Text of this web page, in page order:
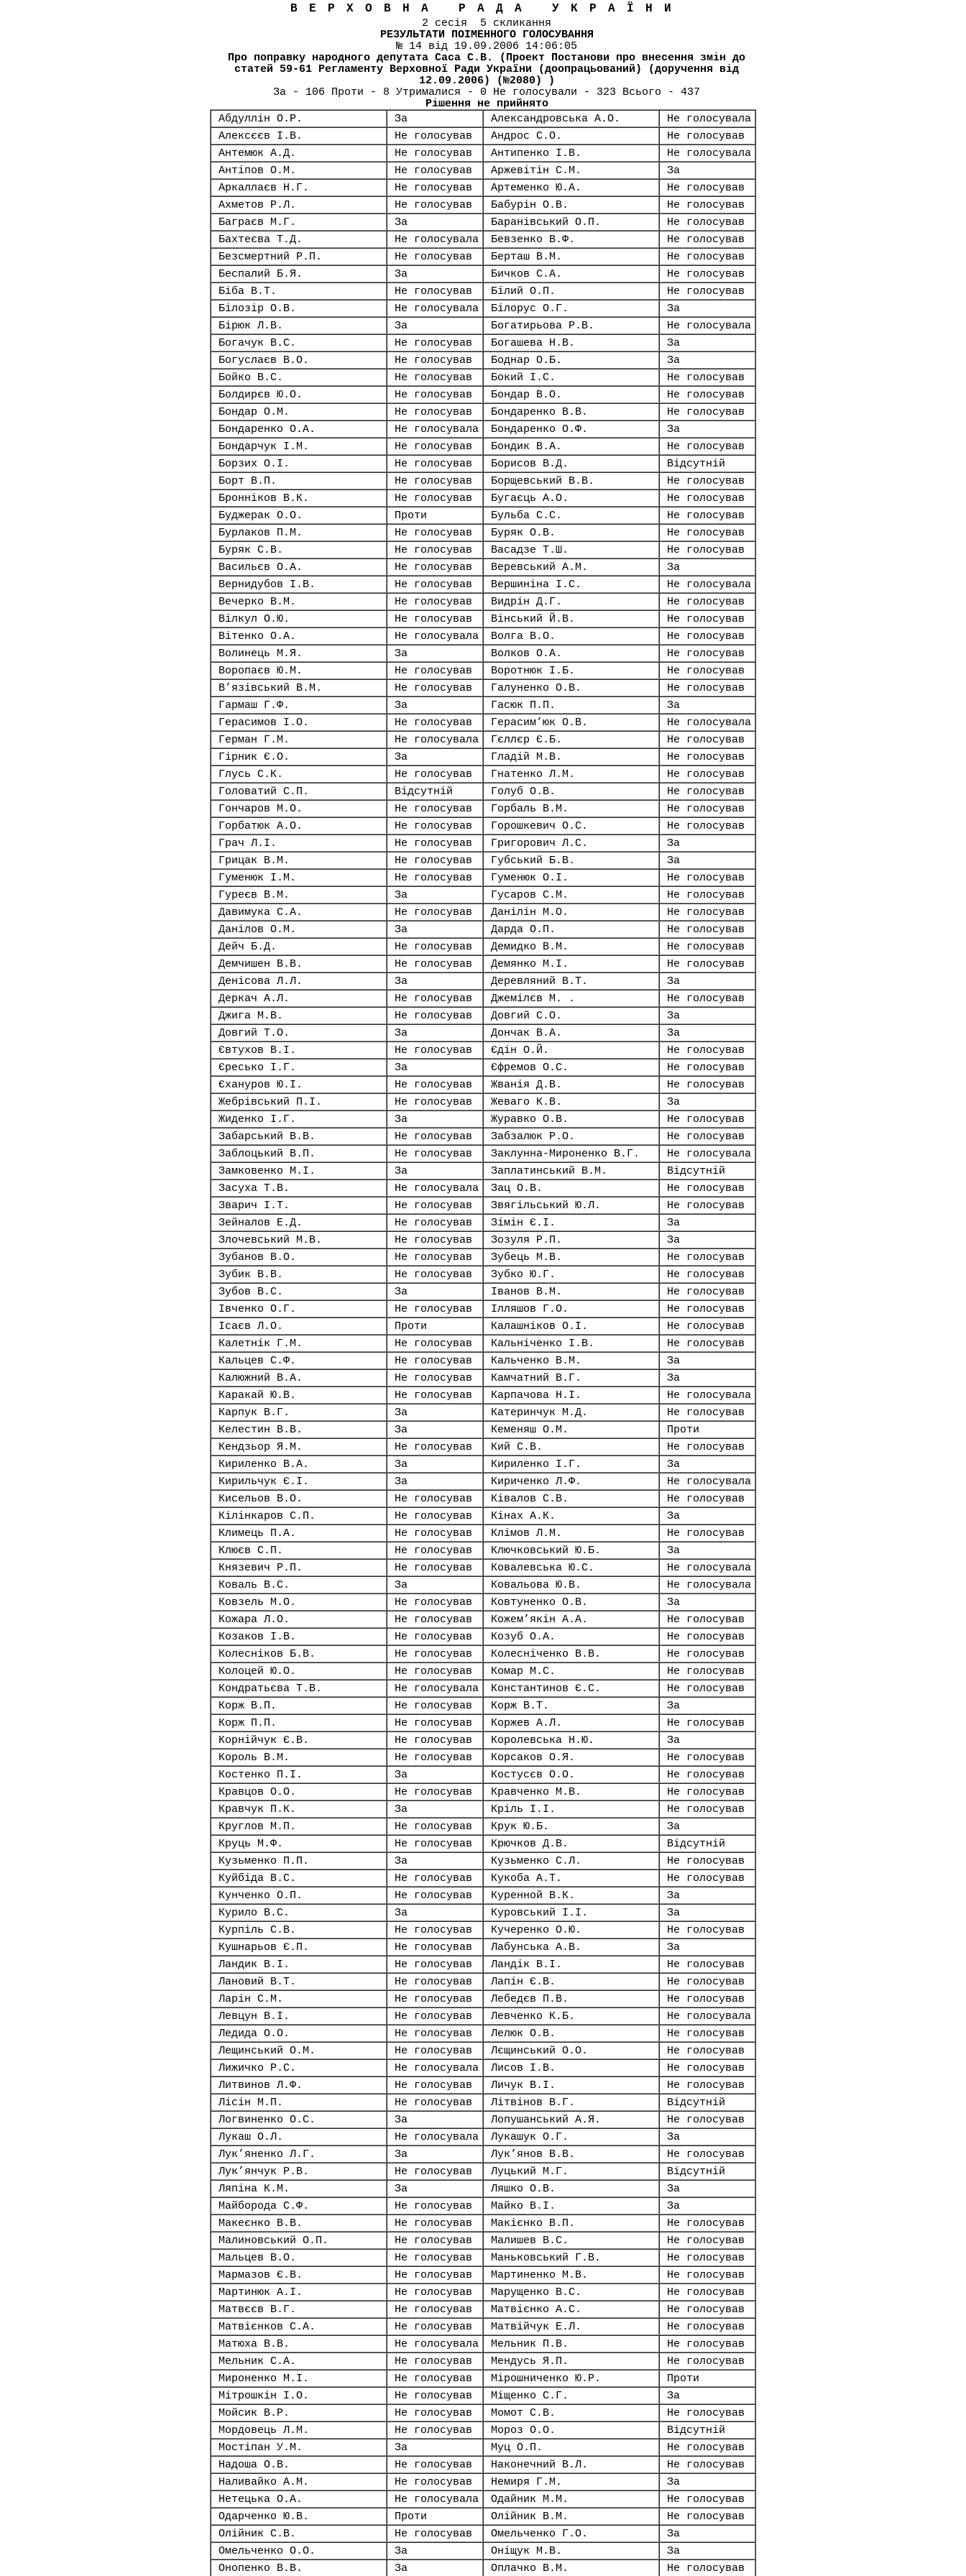
ВЕРХОВНА РАДА УКРАЇНИ
2 сесія 5 скликання
РЕЗУЛЬТАТИ ПОІМЕННОГО ГОЛОСУВАННЯ
№ 14 від 19.09.2006 14:06:05
Про поправку народного депутата Саса С.В. (Проект Постанови про внесення змін до
статей 59-61 Регламенту Верховної Ради України (доопрацьований) (доручення від
12.09.2006) (№2080) )
За - 106 Проти - 8 Утрималися - 0 Не голосували - 323 Всього - 437
Рішення не прийнято
Абдуллін О.Р.
За Александровська А.О.
Не голосувала
Алексєєв І.В.
Не голосував Андрос С.О.
Не голосував
Антемюк А.Д.
Не голосував Антипенко І.В.
Не голосувала
Антіпов О.М.
Не голосував Аржевітін С.М.
За
Аркаллаєв Н.Г.
Не голосував Артеменко Ю.А.
Не голосував
Ахметов Р.Л.
Не голосував Бабурін О.В.
Не голосував
Баграєв М.Г.
За Баранівський О.П.
Не голосував
Бахтеєва Т.Д.
Не голосувала Бевзенко В.Ф.
Не голосував
Безсмертний Р.П.
Не голосував Берташ В.М.
Не голосував
Беспалий Б.Я.
За Бичков С.А.
Не голосував
Біба В.Т.
Не голосував Білий О.П.
Не голосував
Білозір О.В.
Не голосувала Білорус О.Г.
За
Бірюк Л.В.
За Богатирьова Р.В.
Не голосувала
Богачук В.С.
Не голосував Богашева Н.В.
За
Богуслаєв В.О.
Не голосував Боднар О.Б.
За
Бойко В.С.
Не голосував Бокий І.С.
Не голосував
Болдирєв Ю.О.
Не голосував Бондар В.О.
Не голосував
Бондар О.М.
Не голосував Бондаренко В.В.
Не голосував
Бондаренко О.А.
Не голосувала Бондаренко О.Ф.
За
Бондарчук І.М.
Не голосував Бондик В.А.
Не голосував
Борзих О.І.
Не голосував Борисов В.Д.
Відсутній
Борт В.П.
Не голосував Борщевський В.В.
Не голосував
Бронніков В.К.
Не голосував Бугаєць А.О.
Не голосував
Буджерак О.О.
Проти Бульба С.С.
Не голосував
Бурлаков П.М.
Не голосував Буряк О.В.
Не голосував
Буряк С.В.
Не голосував Васадзе Т.Ш.
Не голосував
Васильєв О.А.
Не голосував Веревський А.М.
За
Вернидубов І.В.
Не голосував Вершиніна І.С.
Не голосувала
Вечерко В.М.
Не голосував Видрін Д.Г.
Не голосував
Вілкул О.Ю.
Не голосував Вінський Й.В.
Не голосував
Вітенко О.А.
Не голосувала Волга В.О.
Не голосував
Волинець М.Я.
За Волков О.А.
Не голосував
Воропаєв Ю.М.
Не голосував Воротнюк І.Б.
Не голосував
В’язівський В.М.
Не голосував Галуненко О.В.
Не голосував
Гармаш Г.Ф.
За Гасюк П.П.
За
Герасимов І.О.
Не голосував Герасим’юк О.В.
Не голосувала
Герман Г.М.
Не голосувала Гєллєр Є.Б.
Не голосував
Гірник Є.О.
За Гладій М.В.
Не голосував
Глусь С.К.
Не голосував Гнатенко Л.М.
Не голосував
Головатий С.П.
Відсутній Голуб О.В.
Не голосував
Гончаров М.О.
Не голосував Горбаль В.М.
Не голосував
Горбатюк А.О.
Не голосував Горошкевич О.С.
Не голосував
Грач Л.І.
Не голосував Григорович Л.С.
За
Грицак В.М.
Не голосував Губський Б.В.
За
Гуменюк І.М.
Не голосував Гуменюк О.І.
Не голосував
Гуреєв В.М.
За Гусаров С.М.
Не голосував
Давимука С.А.
Не голосував Данілін М.О.
Не голосував
Данілов О.М.
За Дарда О.П.
Не голосував
Дейч Б.Д.
Не голосував Демидко В.М.
Не голосував
Демчишен В.В.
Не голосував Демянко М.І.
Не голосував
Денісова Л.Л.
За Деревляний В.Т.
За
Деркач А.Л.
Не голосував Джемілєв М. .
Не голосував
Джига М.В.
Не голосував Довгий С.О.
За
Довгий Т.О.
За Дончак В.А.
За
Євтухов В.І.
Не голосував Єдін О.Й.
Не голосував
Єресько І.Г.
За Єфремов О.С.
Не голосував
Єхануров Ю.І.
Не голосував Жванія Д.В.
Не голосував
Жебрівський П.І.
Не голосував Жеваго К.В.
За
Жиденко І.Г.
За Журавко О.В.
Не голосував
Забарський В.В.
Не голосував Забзалюк Р.О.
Не голосував
Заблоцький В.П.
Не голосував Заклунна-Мироненко В.Г.
Не голосувала
Замковенко М.І.
За Заплатинський В.М.
Відсутній
Засуха Т.В.
Не голосувала Зац О.В.
Не голосував
Зварич І.Т.
Не голосував Звягільський Ю.Л.
Не голосував
Зейналов Е.Д.
Не голосував Зімін Є.І.
За
Злочевський М.В.
Не голосував Зозуля Р.П.
За
Зубанов В.О.
Не голосував Зубець М.В.
Не голосував
Зубик В.В.
Не голосував Зубко Ю.Г.
Не голосував
Зубов В.С.
За Іванов В.М.
Не голосував
Івченко О.Г.
Не голосував Ілляшов Г.О.
Не голосував
Ісаєв Л.О.
Проти Калашніков О.І.
Не голосував
Калетнік Г.М.
Не голосував Кальніченко І.В.
Не голосував
Кальцев С.Ф.
Не голосував Кальченко В.М.
За
Калюжний В.А.
Не голосував Камчатний В.Г.
За
Каракай Ю.В.
Не голосував Карпачова Н.І.
Не голосувала
Карпук В.Г.
За Катеринчук М.Д.
Не голосував
Келестин В.В.
За Кеменяш О.М.
Проти
Кендзьор Я.М.
Не голосував Кий С.В.
Не голосував
Кириленко В.А.
За Кириленко І.Г.
За
Кирильчук Є.І.
За Кириченко Л.Ф.
Не голосувала
Кисельов В.О.
Не голосував Ківалов С.В.
Не голосував
Кілінкаров С.П.
Не голосував Кінах А.К.
За
Климець П.А.
Не голосував Клімов Л.М.
Не голосував
Клюєв С.П.
Не голосував Ключковський Ю.Б.
За
Князевич Р.П.
Не голосував Ковалевська Ю.С.
Не голосувала
Коваль В.С.
За Ковальова Ю.В.
Не голосувала
Ковзель М.О.
Не голосував Ковтуненко О.В.
За
Кожара Л.О.
Не голосував Кожем’якін А.А.
Не голосував
Козаков І.В.
Не голосував Козуб О.А.
Не голосував
Колесніков Б.В.
Не голосував Колесніченко В.В.
Не голосував
Колоцей Ю.О.
Не голосував Комар М.С.
Не голосував
Кондратьєва Т.В.
Не голосувала Константинов Є.С.
Не голосував
Корж В.П.
Не голосував Корж В.Т.
За
Корж П.П.
Не голосував Коржев А.Л.
Не голосував
Корнійчук Є.В.
Не голосував Королевська Н.Ю.
За
Король В.М.
Не голосував Корсаков О.Я.
Не голосував
Костенко П.І.
За Костусєв О.О.
Не голосував
Кравцов О.О.
Не голосував Кравченко М.В.
Не голосував
Кравчук П.К.
За Кріль І.І.
Не голосував
Круглов М.П.
Не голосував Крук Ю.Б.
За
Круць М.Ф.
Не голосував Крючков Д.В.
Відсутній
Кузьменко П.П.
За Кузьменко С.Л.
Не голосував
Куйбіда В.С.
Не голосував Кукоба А.Т.
Не голосував
Кунченко О.П.
Не голосував Куренной В.К.
За
Курило В.С.
За Куровський І.І.
За
Курпіль С.В.
Не голосував Кучеренко О.Ю.
Не голосував
Кушнарьов Є.П.
Не голосував Лабунська А.В.
За
Ландик В.І.
Не голосував Ландік В.І.
Не голосував
Лановий В.Т.
Не голосував Лапін Є.В.
Не голосував
Ларін С.М.
Не голосував Лебедєв П.В.
Не голосував
Левцун В.І.
Не голосував Левченко К.Б.
Не голосувала
Ледида О.О.
Не голосував Лелюк О.В.
Не голосував
Лещинський О.М.
Не голосував Лєщинський О.О.
Не голосував
Лижичко Р.С.
Не голосувала Лисов І.В.
Не голосував
Литвинов Л.Ф.
Не голосував Личук В.І.
Не голосував
Лісін М.П.
Не голосував Літвінов В.Г.
Відсутній
Логвиненко О.С.
За Лопушанський А.Я.
Не голосував
Лукаш О.Л.
Не голосувала Лукашук О.Г.
За
Лук’яненко Л.Г.
За Лук’янов В.В.
Не голосував
Лук’янчук Р.В.
Не голосував Луцький М.Г.
Відсутній
Ляпіна К.М.
За Ляшко О.В.
За
Майборода С.Ф.
Не голосував Майко В.І.
За
Макеєнко В.В.
Не голосував Макієнко В.П.
Не голосував
Малиновський О.П.
Не голосував Малишев В.С.
Не голосував
Мальцев В.О.
Не голосував Маньковський Г.В.
Не голосував
Мармазов Є.В.
Не голосував Мартиненко М.В.
Не голосував
Мартинюк А.І.
Не голосував Марущенко В.С.
Не голосував
Матвєєв В.Г.
Не голосував Матвієнко А.С.
Не голосував
Матвієнков С.А.
Не голосував Матвійчук Е.Л.
Не голосував
Матюха В.В.
Не голосувала Мельник П.В.
Не голосував
Мельник С.А.
Не голосував Мендусь Я.П.
Не голосував
Мироненко М.І.
Не голосував Мірошниченко Ю.Р.
Проти
Мітрошкін І.О.
Не голосував Міщенко С.Г.
За
Мойсик В.Р.
Не голосував Момот С.В.
Не голосував
Мордовець Л.М.
Не голосував Мороз О.О.
Відсутній
Мостіпан У.М.
За Муц О.П.
Не голосував
Надоша О.В.
Не голосував Наконечний В.Л.
Не голосував
Наливайко А.М.
Не голосував Немиря Г.М.
За
Нетецька О.А.
Не голосувала Одайник М.М.
Не голосував
Одарченко Ю.В.
Проти Олійник В.М.
Не голосував
Олійник С.В.
Не голосував Омельченко Г.О.
За
Омельченко О.О.
За Оніщук М.В.
За
Онопенко В.В.
За Оплачко В.М. Не голосував